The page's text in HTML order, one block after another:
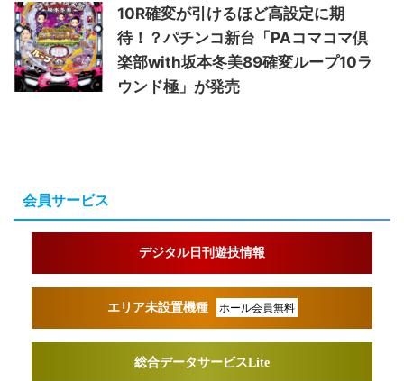
10R確変が引けるほど高設定に期
待！？パチンコ新台「PAコマコマ倶
楽部with坂本冬美89確変ループ10ラ
ウンド極」が発売
会員サービス
デジタル日刊遊技情報
エリア未設置機種 ホール会員無料
総合データサービスLite